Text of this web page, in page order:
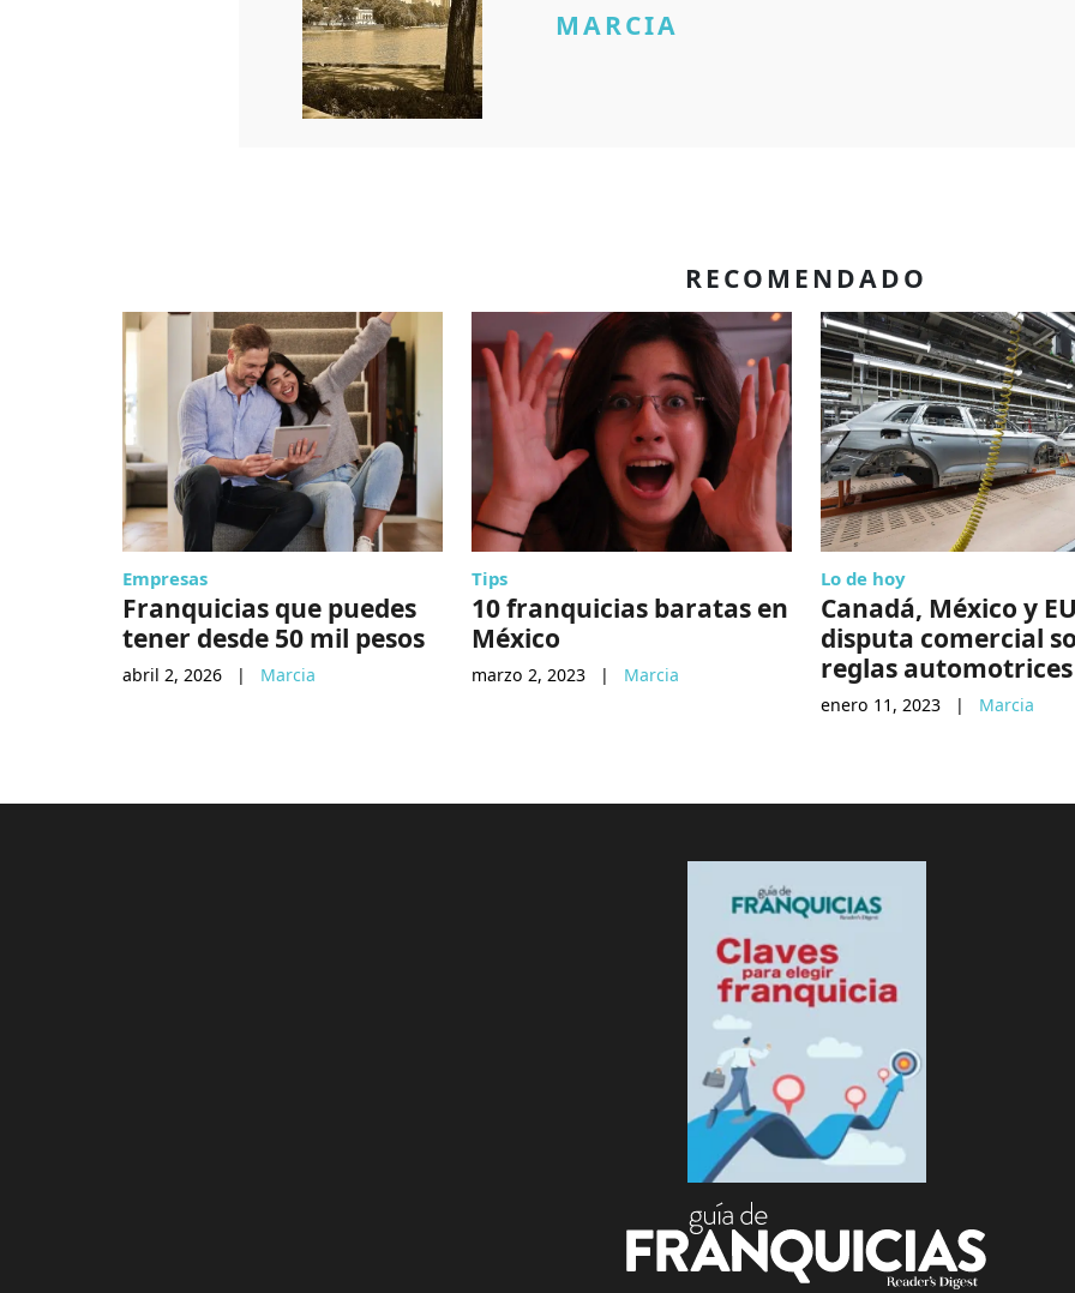
MARCIA
RECOMENDADO
Empresas
Franquicias que puedes
tener desde 50 mil pesos
abril 2, 2026 | Marcia
Tips
10 franquicias baratas en
México
marzo 2, 2023 | Marcia
Lo de hoy
Canadá, México y
disputa comercial
reglas automotrices
enero 11, 2023 | Marcia